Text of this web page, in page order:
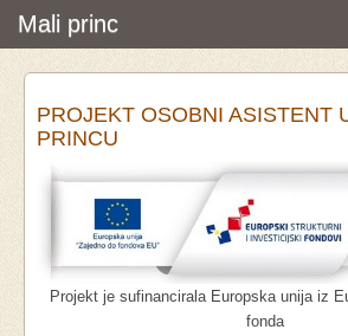
Mali princ
Početna
Vijesti i događanja
Udruga
Pretraživanje
PROJEKT OSOBNI ASISTENT
PRINCU
Projekt je sufinancirala Europska unija iz
fonda